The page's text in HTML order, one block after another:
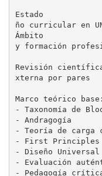
Estado
ño curricular en
Ámbito
y formación
Revisión
xterna por pares
Marco teórico base:
- Taxonomía de
- Andragogía
- Teoría de carga
- First
- Diseño
- Evaluación